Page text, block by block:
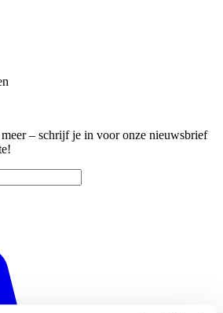
– schrijf je in voor onze nieuwsbrief